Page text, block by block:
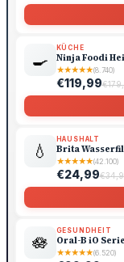
🍳
KÜCHE
Ninja Foodi
★★★★★(8.740)
€119,99
💧
HAUSHALT
Brita
★★★★★(42.100)
€24,99
🪷
GESUNDHEIT
Oral-B iO
★★★★★(6.520)